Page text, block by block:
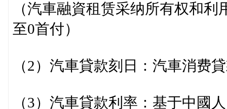
（汽車融資租赁采纳所有权和
至0首付）
（2）汽車貸款刻日：汽車消费
（3）汽車貸款利率：基于中國